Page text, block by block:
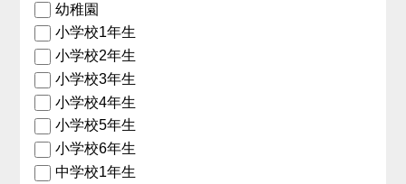
幼稚園
小学校1年生
小学校2年生
小学校3年生
小学校4年生
小学校5年生
小学校6年生
中学校1年生